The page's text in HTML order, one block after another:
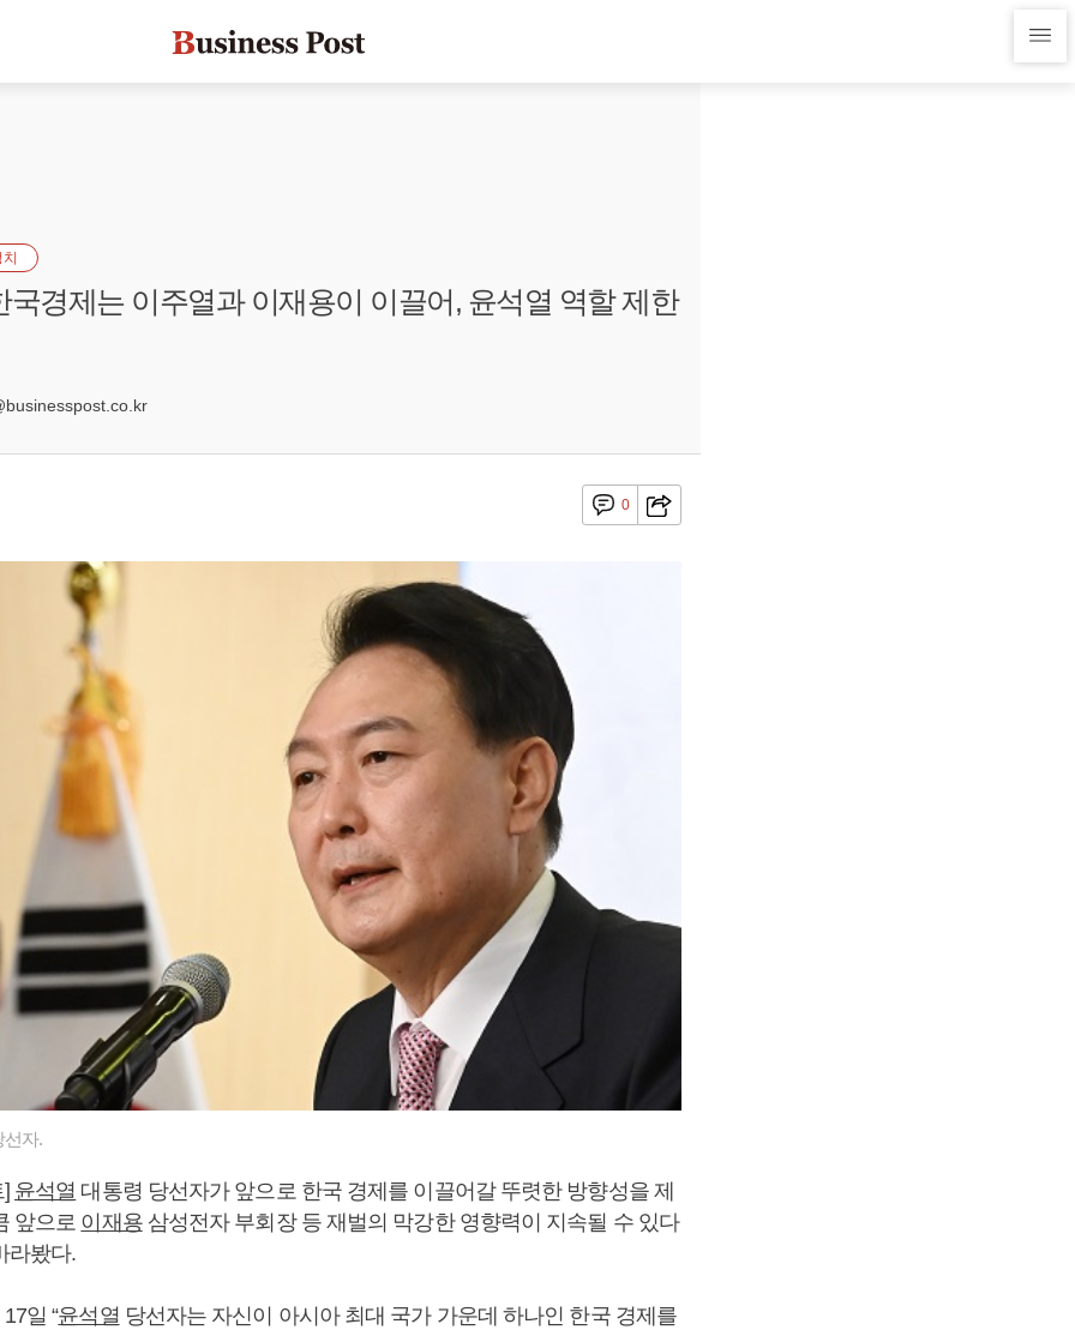
국경제는 이주열과 이재용이 이끌어, 윤석열 역할 제한
0
자.
윤석열 대통령 당선자가 앞으로 한국 경제를 이끌어갈 뚜렷한 방향성을 제
앞으로 이재용삼성전자 부회장 등 재벌의 막강한 영향력이 지속될 수 있다
라봤다.
일 “윤석열 당선자는 자신이 아시아 최대 국가 가운데 하나인 한국 경제를